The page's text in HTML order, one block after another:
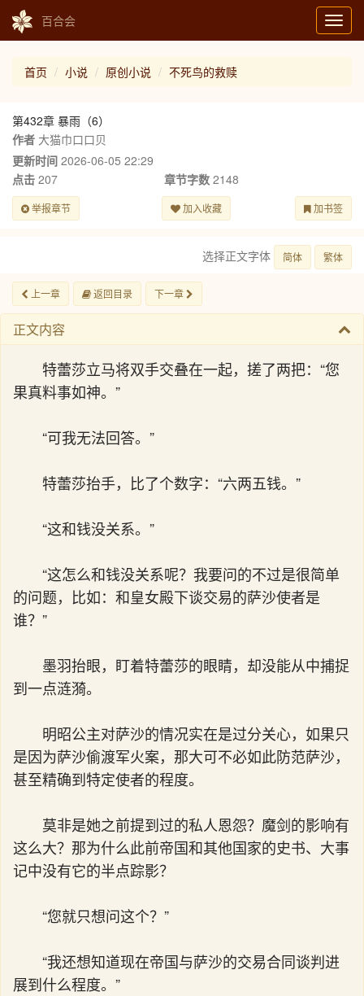
百合会
首页 小说 原创小说 不死鸟的救赎
第432章 暴雨（6）
作者 大猫巾口口贝
更新时间 2026-06-05 22:29
点击 207 章节字数2148
举报章节 加入收藏 加书签
选择正文字体 简体 繁体
上一章 返回目录 下一章
正文内容
特蕾莎立马将双手交叠在一起，搓了两把：“您
果真料事如神。”
“可我无法回答。”
特蕾莎抬手，比了个数字：“六两五钱。”
“这和钱没关系。”
“这怎么和钱没关系呢？我要问的不过是很简单
的问题，比如：和皇女殿下谈交易的萨沙使者是
谁？”
墨羽抬眼，盯着特蕾莎的眼睛，却没能从中捕捉
到一点涟漪。
明昭公主对萨沙的情况实在是过分关心，如果只
是因为萨沙偷渡军火案，那大可不必如此防范萨沙，
甚至精确到特定使者的程度。
莫非是她之前提到过的私人恩怨？魔剑的影响有
这么大？那为什么此前帝国和其他国家的史书、大事
记中没有它的半点踪影？
“您就只想问这个？”
“我还想知道现在帝国与萨沙的交易合同谈判进
展到什么程度。”